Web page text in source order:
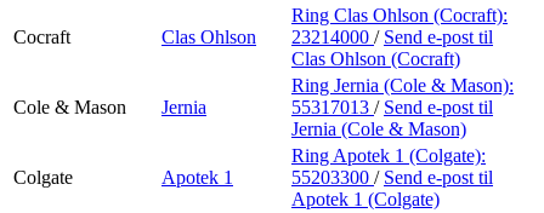
Cocraft Clas Ohlson
Ring Clas Ohlson (Cocraft):
23214000 / Send e-post til
Clas Ohlson (Cocraft)
Cole & Mason Jernia
Ring Jernia (Cole & Mason):
55317013 / Send e-post til
Jernia (Cole & Mason)
Colgate Apotek 1
Ring Apotek 1 (Colgate):
55203300 / Send e-post til
Apotek 1 (Colgate)